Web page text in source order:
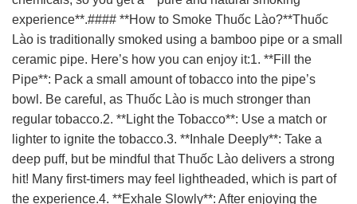
experience**.#### **How to Smoke Thuốc Lào?**Thuốc
Lào is traditionally smoked using a bamboo pipe or a small
ceramic pipe. Here’s how you can enjoy it:1. **Fill the
Pipe**: Pack a small amount of tobacco into the pipe’s
bowl. Be careful, as Thuốc Lào is much stronger than
regular tobacco.2. **Light the Tobacco**: Use a match or
lighter to ignite the tobacco.3. **Inhale Deeply**: Take a
deep puff, but be mindful that Thuốc Lào delivers a strong
hit! Many first-timers may feel lightheaded, which is part of
the experience.4. **Exhale Slowly**: After enjoying the